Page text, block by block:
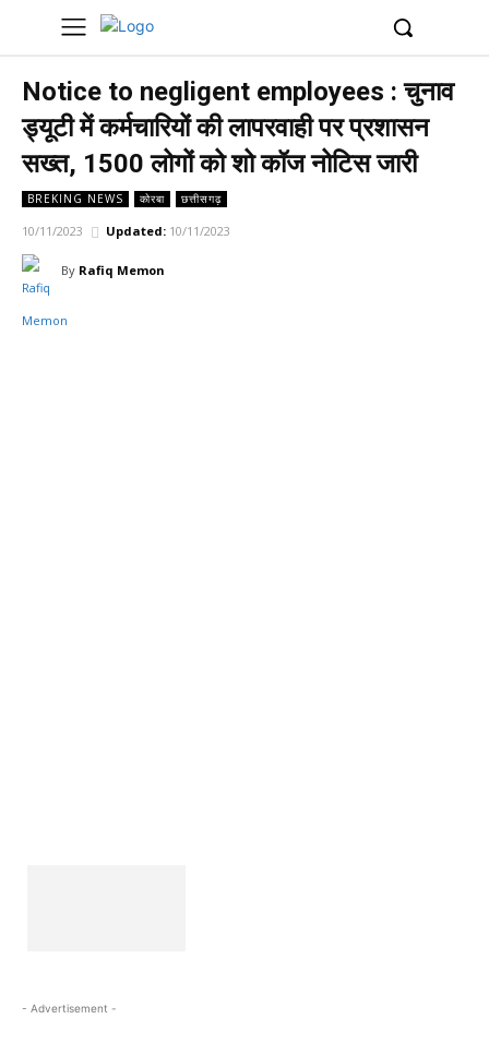
Notice to negligent employees : चुनाव
ड्यूटी में कर्मचारियों की लापरवाही पर प्रशासन
सख्त, 1500 लोगों को शो कॉज नोटिस जारी
BREKING NEWS कोरबा छत्तीसगढ़
10/11/2023 Updated: 10/11/2023
By Rafiq Memon
- Advertisement -